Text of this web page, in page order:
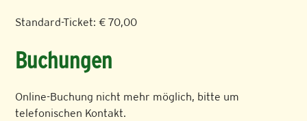
Standard-Ticket: € 70,00
Buchungen
Online-Buchung nicht mehr möglich, bitte um
telefonischen Kontakt.